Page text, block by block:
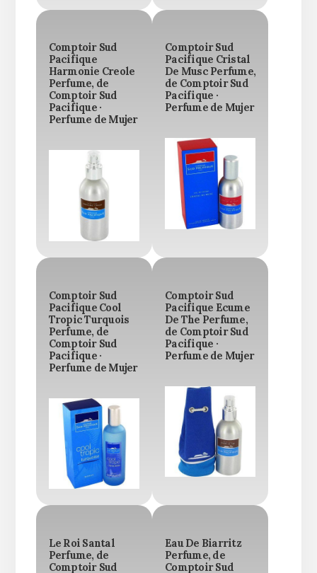
Comptoir Sud
Pacifique
Harmonie Creole
Perfume, de
Comptoir Sud
Pacifique ·
Perfume de Mujer
Comptoir Sud
Pacifique Cristal
De Musc Perfume,
de Comptoir Sud
Pacifique ·
Perfume de Mujer
Comptoir Sud
Pacifique Cool
Tropic Turquois
Perfume, de
Comptoir Sud
Pacifique ·
Perfume de Mujer
Comptoir Sud
Pacifique Ecume
De The Perfume,
de Comptoir Sud
Pacifique ·
Perfume de Mujer
Le Roi Santal
Perfume, de
Comptoir Sud
Eau De Biarritz
Perfume, de
Comptoir Sud